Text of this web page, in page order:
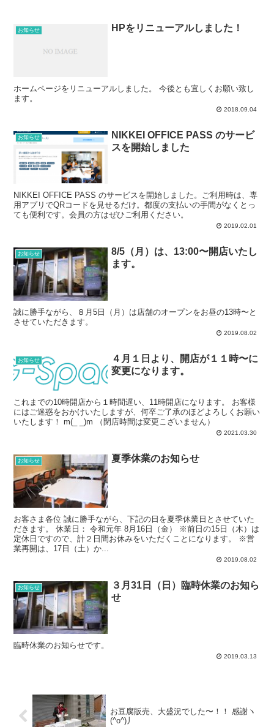
お知らせ HPをリニューアルしました！
ホームページをリニューアルしました。 今後とも宜しくお願い致し
ます。
2018.09.04
お知らせ
NIKKEI OFFICE PASS のサービ
スを開始しました
NIKKEI OFFICE PASS のサービスを開始しました。ご利用時は、専
用アプリでQRコードを見せるだけ。都度の支払いの手間がなくとっ
ても便利です。会員の方はぜひご利用ください。
2019.02.01
お知らせ
8/5（月）は、13:00〜開店いたし
ます。
誠に勝手ながら、８月5日（月）は店舗のオープンをお昼の13時〜と
させていただきます。
2019.08.02
お知らせ
４月１日より、開店が１１時〜に
変更になります。
これまでの10時開店から１時間遅い、11時開店になります。 お客様
にはご迷惑をおかけいたしますが、何卒ご了承のほどよろしくお願い
いたします！ m(_ _)m （閉店時間は変更こざいません）
2021.03.30
お知らせ 夏季休業のお知らせ
お客さま各位 誠に勝手ながら、下記の日を夏季休業日とさせていた
だきます。 休業日： 令和元年 8月16日（金） ※前日の15日（木）は
定休日ですので、計２日間お休みをいただくことになります。 ※営
業再開は、17日（土）か...
2019.08.02
お知らせ
３月31日（日）臨時休業のお知ら
せ
臨時休業のお知らせです。
2019.03.13
お豆腐販売、大盛況でした〜！！ 感謝ヽ
(^o^)丿